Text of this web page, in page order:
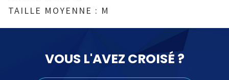
TAILLE MOYENNE : M
VOUS L'AVEZ CROISÉ ?